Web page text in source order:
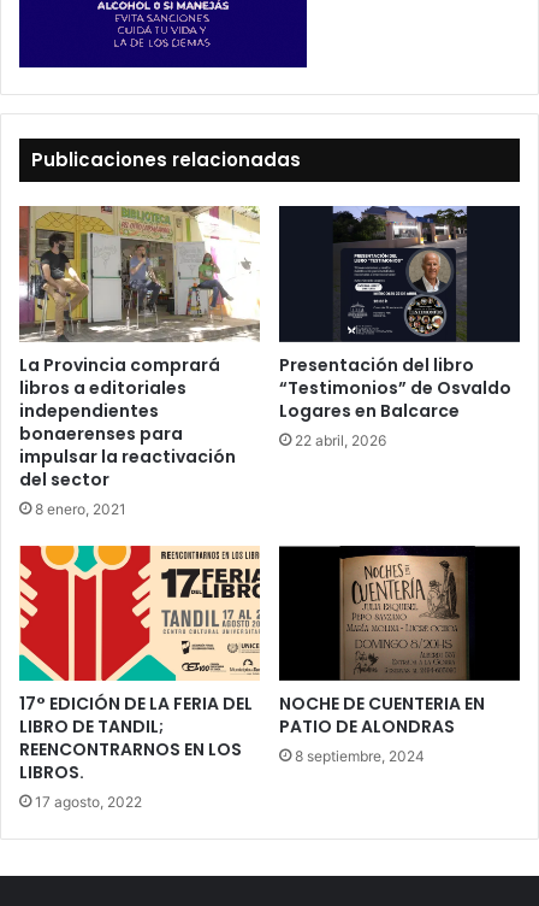
Publicaciones relacionadas
La Provincia comprará
libros a editoriales
independientes
bonaerenses para
impulsar la reactivación
del sector
8 enero, 2021
Presentación del libro
“Testimonios” de Osvaldo
Logares en Balcarce
22 abril, 2026
17° EDICIÓN DE LA FERIA DEL
LIBRO DE TANDIL;
REENCONTRARNOS EN LOS
LIBROS.
17 agosto, 2022
NOCHE DE CUENTERIA EN
PATIO DE ALONDRAS
8 septiembre, 2024